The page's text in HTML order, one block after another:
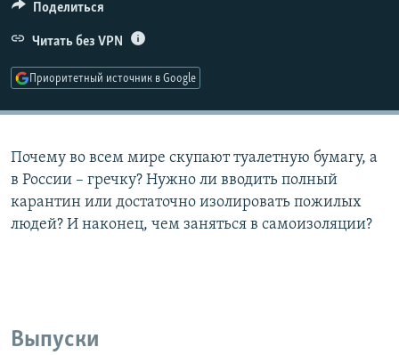
Поделиться
Читать без VPN
Приоритетный источник в Google
Почему во всем мире скупают туалетную бумагу, а
в России – гречку? Нужно ли вводить полный
карантин или достаточно изолировать пожилых
людей? И наконец, чем заняться в самоизоляции?
Выпуски